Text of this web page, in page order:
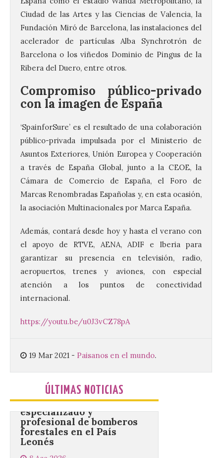
Ciudad de las Artes y las Ciencias de Valencia, la
Fundación Miró de Barcelona, las instalaciones del
acelerador de partículas Alba Synchrotrón de
Barcelona o los viñedos Dominio de Pingus de la
Ribera del Duero, entre otros.
Compromiso público-privado
con la imagen de España
‘SpainforSure’ es el resultado de una colaboración
público-privada impulsada por el Ministerio de
Asuntos Exteriores, Unión Europea y Cooperación
a través de España Global, junto a la CEOE, la
Cámara de Comercio de España, el Foro de
Marcas Renombradas Españolas y, en esta ocasión,
la asociación Multinacionales por Marca España.
Además, contará desde hoy y hasta el verano con
el apoyo de RTVE, AENA, ADIF e Iberia para
garantizar su presencia en televisión, radio,
aeropuertos, trenes y aviones, con especial
atención a los puntos de conectividad
internacional.
https://youtu.be/u0J3vCZ78pA
19 Mar 2021 - Paisanos en el mundo.
ÚLTIMAS NOTICIAS
La UPSA impulsa la
creación musical con el I
Concurso Internacional de
Composición Coral Sacra
8 Ago 2026
Este certamen,
promovido por el Instituto
Universitario de Música
Sacra de la Universidad
Pontificia de Salamanca
(UPSA), premiará composiciones
inéditas, destinadas a coro, con un
premio de 3.000 euros. Las candidaturas
noviembre. La Universidad, a […]
Conceyu vuelve a exigir
especializado y
profesional de bomberos
forestales en el País
Leonés
8 Ago 2026